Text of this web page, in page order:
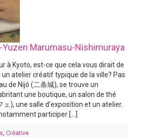
Yuzen Marumasu-Nishimuraya
à Kyoto, est-ce que cela vous dirait de
atelier créatif typique de la ville? Pas
de Nijô (二条城), se trouve un
une boutique, un salon de thé
), une salle d’exposition et un atelier.
participer [...]
, Créative